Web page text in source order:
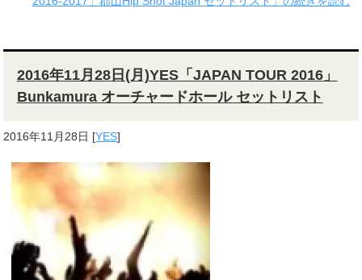
2016年11月28日(月)YES「JAPAN TOUR 2016」
Bunkamura オーチャードホール セットリスト
2016年11月28日 [YES]